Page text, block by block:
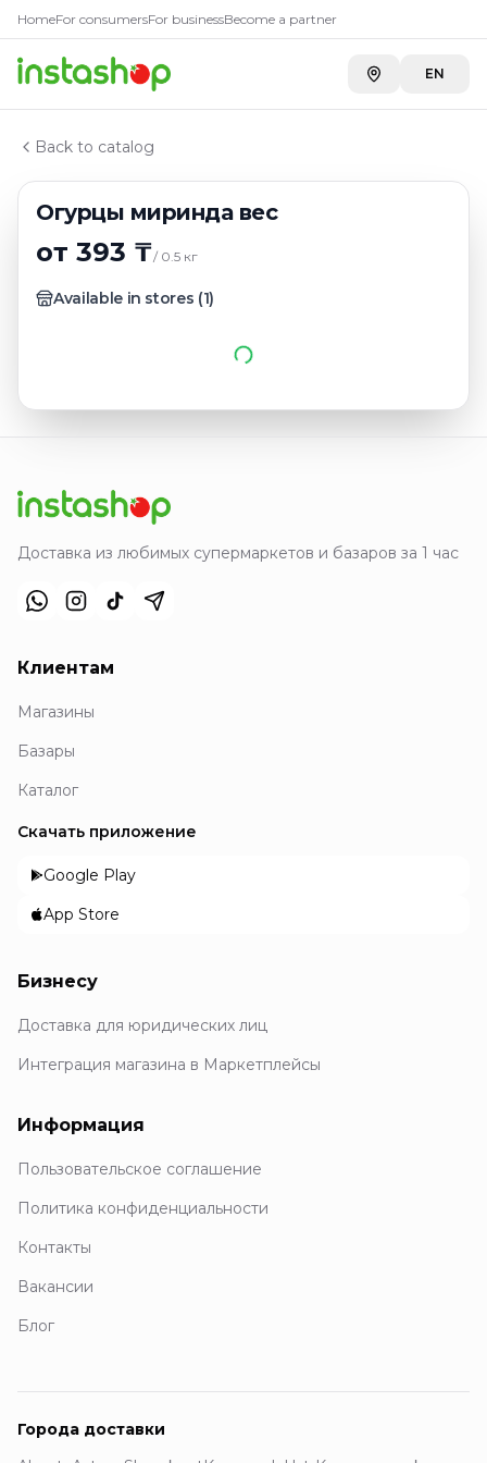
HomeFor consumersFor businessBecome a partner
EN
Back to catalog
Огурцы миринда вес
от 393 ₸/ 0.5 кг
Available in stores (1)
Главная
Каталог
Овощи и фрукты
Огурцы миринда вес
Доставка из любимых супермаркетов и базаров за 1 час
Клиентам
Магазины
Базары
Каталог
Скачать приложение
Google Play
App Store
Бизнесу
Доставка для юридических лиц
Интеграция магазина в Маркетплейсы
Информация
Пользовательское соглашение
Политика конфиденциальности
Контакты
Вакансии
Блог
Города доставки